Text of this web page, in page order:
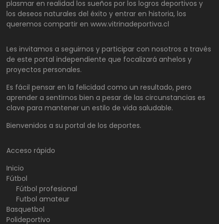
plasmar en realidad los sueños por los logros deportivos y
los deseos naturales del éxito y entrar en historia, los
queremos compartir en www.vitrinadeportiva.cl
Les invitamos a seguirnos y participar con nosotros a través
de este portal independiente que focalizará anhelos y
proyectos personales.
Es fácil pensar en la felicidad como un resultado, pero
aprender a sentirnos bien a pesar de las circunstancias es
clave para mantener un estilo de vida saludable.
Bienvenidos a su portal de los deportes.
Acceso rápido
Inicio
Fútbol
Fútbol profesional
Futbol amateur
Basquetbol
Polideportivo